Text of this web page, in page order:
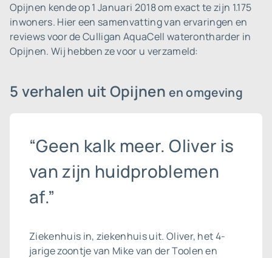
Opijnen kende op 1 Januari 2018 om exact te zijn 1.175
inwoners. Hier een samenvatting van ervaringen en
reviews voor de Culligan AquaCell waterontharder in
Opijnen. Wij hebben ze voor u verzameld:
5 verhalen uit Opijnenen omgeving
“Geen kalk meer. Oliver is
van zijn huidproblemen
af.”
Ziekenhuis in, ziekenhuis uit. Oliver, het 4-
jarige zoontje van Mike van der Toolen en